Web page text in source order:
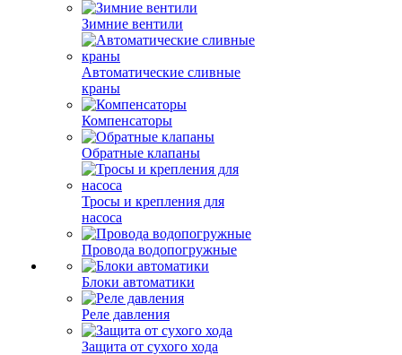
Зимние вентили
Автоматические сливные
краны
Компенсаторы
Обратные клапаны
Тросы и крепления для
насоса
Провода водопогружные
Блоки автоматики
Реле давления
Защита от сухого хода